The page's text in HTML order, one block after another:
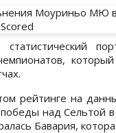
статистический
рейтинге на
победы над Сельтой
Бавария,